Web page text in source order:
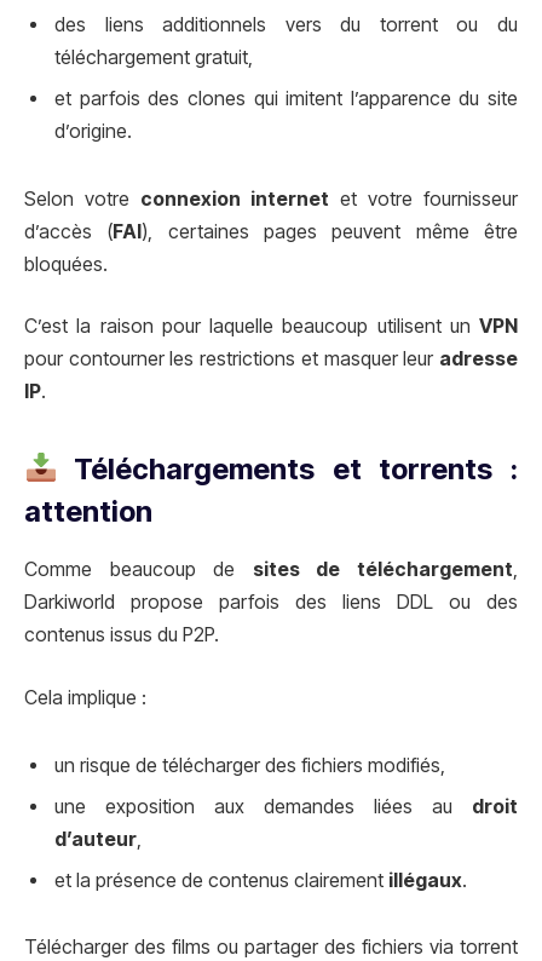
des liens additionnels vers du torrent ou du
téléchargement gratuit,
et parfois des clones qui imitent l’apparence du site
d’origine.
Selon votre connexion internet et votre fournisseur
d’accès (FAI), certaines pages peuvent même être
bloquées.
C’est la raison pour laquelle beaucoup utilisent un VPN
pour contourner les restrictions et masquer leur adresse
IP.
Téléchargements et torrents :
attention
Comme beaucoup de sites de téléchargement,
Darkiworld propose parfois des liens DDL ou des
contenus issus du P2P.
Cela implique :
un risque de télécharger des fichiers modifiés,
une exposition aux demandes liées au droit
d’auteur
et la présence de contenus clairement illégaux.
Télécharger des films ou partager des fichiers via torrent